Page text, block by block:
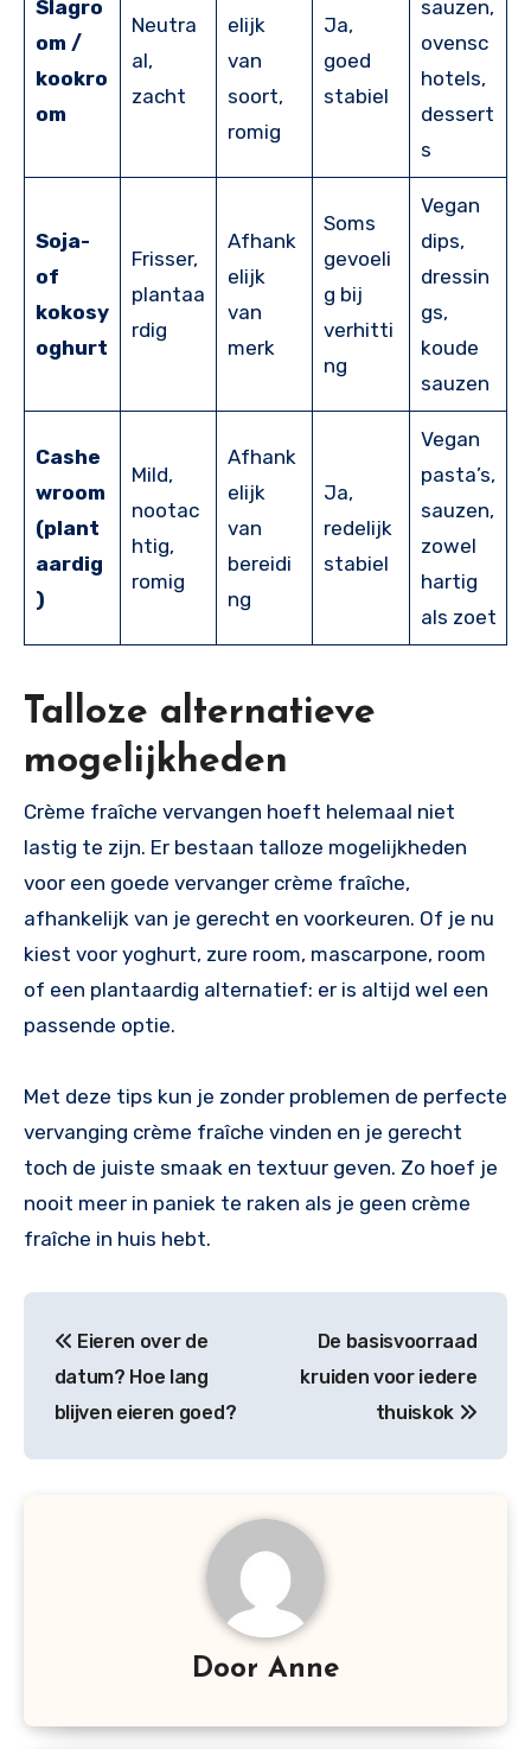
Slagro
om /
kookro
om
Neutra
al,
zacht
elijk
van
soort,
romig
Ja,
goed
stabiel
sauzen,
ovensc
hotels,
dessert
s
Soja-
of
kokosy
oghurt
Frisser,
plantaa
rdig
Afhank
elijk
van
merk
Soms
gevoeli
g bij
verhitti
ng
Vegan
dips,
dressin
gs,
koude
sauzen
Cashe
wroom
(plant
aardig
)
Mild,
nootac
htig,
romig
Afhank
elijk
van
bereidi
ng
Ja,
redelijk
stabiel
Vegan
pasta’s,
sauzen,
zowel
hartig
als zoet
Talloze alternatieve
mogelijkheden
Crème fraîche vervangen hoeft helemaal niet
lastig te zijn. Er bestaan talloze mogelijkheden
voor een goede vervanger crème fraîche,
afhankelijk van je gerecht en voorkeuren. Of je nu
kiest voor yoghurt, zure room, mascarpone, room
of een plantaardig alternatief: er is altijd wel een
passende optie.
Met deze tips kun je zonder problemen de perfecte
vervanging crème fraîche vinden en je gerecht
toch de juiste smaak en textuur geven. Zo hoef je
nooit meer in paniek te raken als je geen crème
fraîche in huis hebt.
navigatie
Eieren over de
datum? Hoe lang
blijven eieren goed?
De basisvoorraad
kruiden voor iedere
thuiskok
Door Anne